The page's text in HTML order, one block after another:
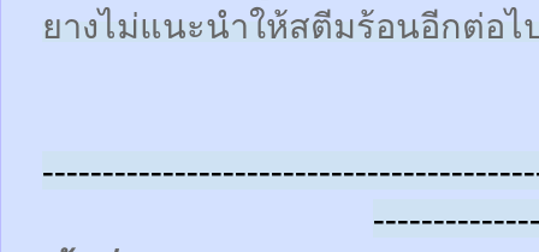
ยางไม่แนะนำให้สตีมร้อนอีกต่อไ